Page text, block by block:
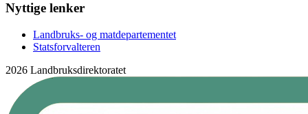
Nyttige lenker
Landbruks- og matdepartementet
Statsforvalteren
2026 Landbruksdirektoratet